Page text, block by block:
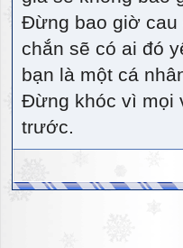
Đừng bao giờ cau
chắn sẽ có ai đó
bạn là một cá
Đừng khóc vì mọi
trước.